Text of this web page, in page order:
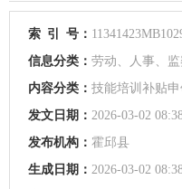
索 引 号：
信息分类： 劳动、人事、
内容分类： 技能培训补贴申
发文日期： 2026-03-02
发布机构： 霍邱县
生成日期： 2026-03-02